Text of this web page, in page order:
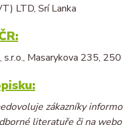
LTD, Srí Lanka
Masarykova 235,
zákazníky
literatuře či na